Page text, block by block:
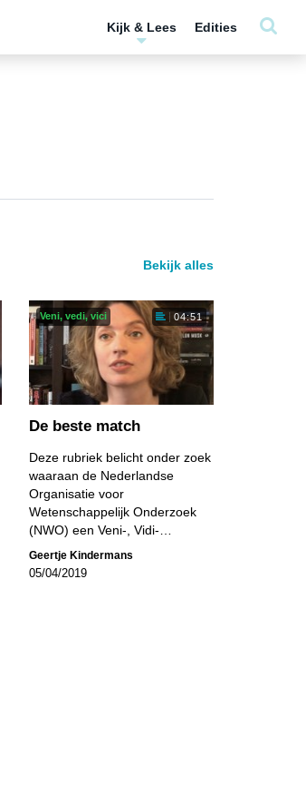
Kijk & Lees Edities
Bekijk alles
Veni, vedi, vici 04:51
De beste match
Deze rubriek belicht onder zoek
waaraan de Nederlandse
Organisatie voor
Wetenschappelijk Onderzoek
(NWO) een Veni-, Vidi-…
Geertje Kindermans
05/04/2019